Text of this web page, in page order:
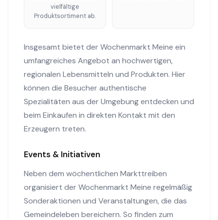
vielfältige
Produktsortiment ab.
Insgesamt bietet der Wochenmarkt Meine ein
umfangreiches Angebot an hochwertigen,
regionalen Lebensmitteln und Produkten. Hier
können die Besucher authentische
Spezialitäten aus der Umgebung entdecken und
beim Einkaufen in direkten Kontakt mit den
Erzeugern treten.
Events & Initiativen
Neben dem wöchentlichen Markttreiben
organisiert der Wochenmarkt Meine regelmäßig
Sonderaktionen und Veranstaltungen, die das
Gemeindeleben bereichern. So finden zum